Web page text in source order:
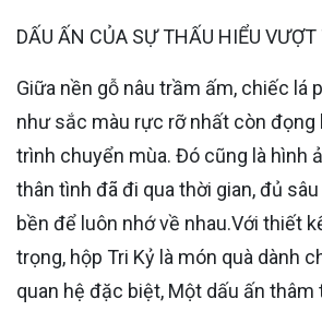
DẤU ẤN CỦA SỰ THẤU HIỂU VƯỢT
Giữa nền gỗ nâu trầm ấm, chiếc lá
như sắc màu rực rỡ nhất còn đọng
trình chuyển mùa. Đó cũng là hình
thân tình đã đi qua thời gian, đủ
bền để luôn nhớ về nhau.Với thiết
trọng, hộp Tri Kỷ là món quà dành
quan hệ đặc biệt, Một dấu ấn